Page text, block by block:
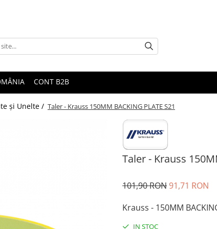
CONT B2B
şi Unelte / Taler - Krauss 150MM BACKING PLATE S21
Taler - Krauss
101,90 RON91,71 RON
Krauss - 150MM
IN STOC